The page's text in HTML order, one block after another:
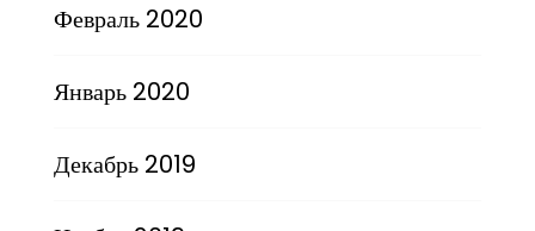
Февраль 2020
Январь 2020
Декабрь 2019